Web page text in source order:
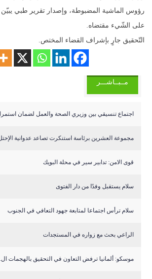
رؤوس الماشية المضبوطة، وإصدار تقرير طبي
على الشّيء مقتضاه.
التّحقيق جارٍ بإشراف القضاء المختص.
مــبــاشـــر
اجتماع تنسيقي بين وزيري الصحة والعمل لضمان
مجموعة العشرين برئاسة استنكرت تصاعد عدوانية
قوى الامن: تدابير سير في محلة البويك
سلام يستقبل وفدًا من دار الفتوى
سلام ترأس اجتماعا لمتابعة جهود التعافي في الجنوب
الراعي بحث مع زواره في المستجدات
موسكو: ألمانيا ترفض التعاون في التحقيق بالهجمات